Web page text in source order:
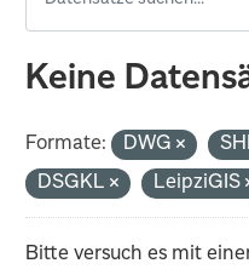
Keine
Formate: DWG
DSGKL
LeipziGIS
Bitte versuch es mit